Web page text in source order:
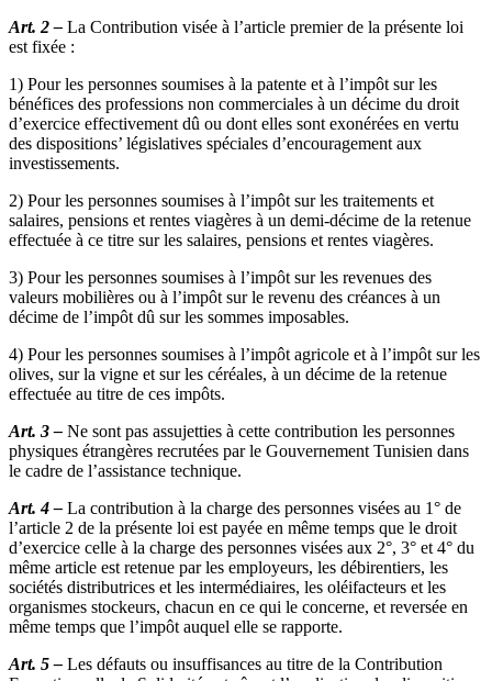
Art. 2 – La Contribution visée à l’article premier de la présente loi
est fixée :
1) Pour les personnes soumises à la patente et à l’impôt sur les
bénéfices des professions non commerciales à un décime du droit
d’exercice effectivement dû ou dont elles sont exo­nérées en vertu
des dispositions’ législatives spéciales d’encou­ragement aux
investissements.
2) Pour les personnes soumises à l’impôt sur les traitements et
salaires, pensions et rentes viagères à un demi-décime de la retenue
effectuée à ce titre sur les salaires, pensions et rentes viagères.
3) Pour les personnes soumises à l’impôt sur les revenues des
valeurs mobilières ou à l’impôt sur le revenu des créan­ces à un
décime de l’impôt dû sur les sommes imposables.
4) Pour les personnes soumises à l’impôt agricole et à l’impôt sur les
olives, sur la vigne et sur les céréales, à un décime de la retenue
effectuée au titre de ces impôts.
Art. 3 – Ne sont pas assujetties à cette contribution les personnes
physiques étrangères recrutées par le Gouvernement Tunisien dans
le cadre de l’assistance technique.
Art. 4 – La contribution à la charge des personnes visées au 1° de
l’article 2 de la présente loi est payée en même temps que le droit
d’exercice celle à la charge des personnes visées aux 2°, 3° et 4° du
même article est retenue par les em­ployeurs, les débirentiers, les
sociétés distributrices et les intermédiaires, les oléifacteurs et les
organismes stockeurs, chacun en ce qui le concerne, et reversée en
même temps que l’impôt auquel elle se rapporte.
Art. 5 – Les défauts ou insuffisances au titre de la Contribution